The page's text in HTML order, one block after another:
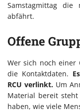
Samstagmittag
abfährt.
Offene
Wer sich noch einer
die Kontaktdaten.
RCU verlinkt.Um
Material bereit
haben, wie viele